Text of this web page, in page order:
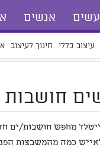
אנשים
עיצוב כללי חינוך לעיצוב
מחפש חושבות/ים
כמה מהמשבצות